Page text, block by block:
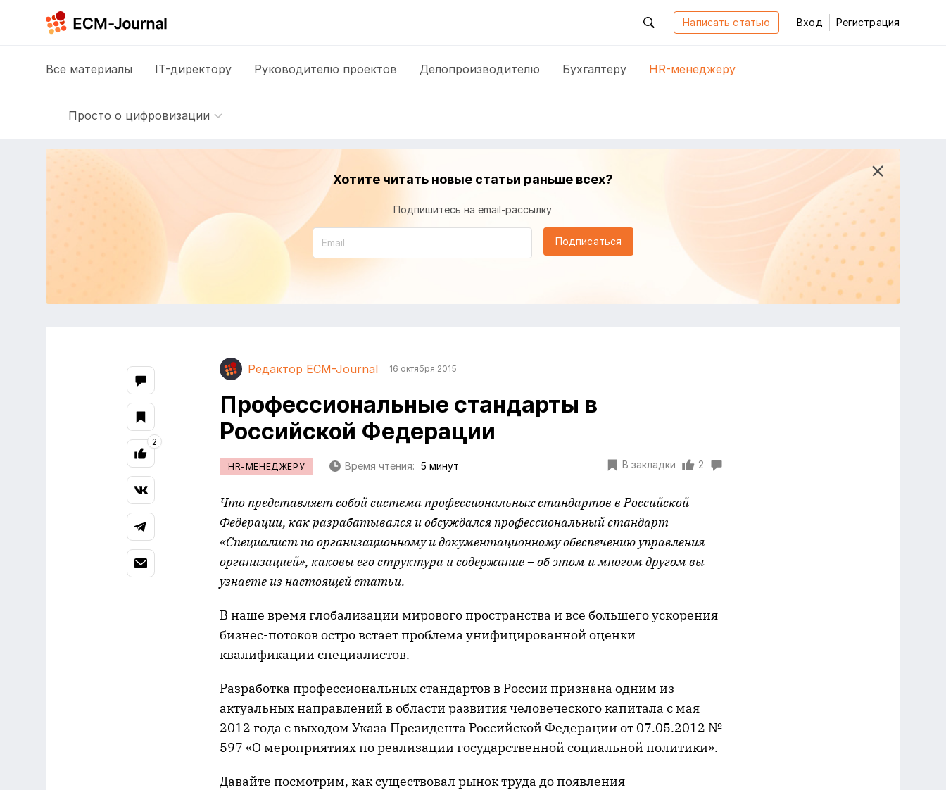
Написать статью Вход Регистрация
Все материалы IT-директору Руководителю проектов Делопроизводителю Бухгалтеру HR-менеджеру
Просто о цифровизации
Хотите читать новые статьи раньше всех?
Подпишитесь на email-рассылку
Подписаться
Редактор ECM-Journal 16 октября 2015
Профессиональные стандарты в
Российской Федерации
HR-МЕНЕДЖЕРУ Время чтения: 5 минут В закладки 2
Что представляет собой система профессиональных стандартов в Российской
Федерации, как разрабатывался и обсуждался профессиональный стандарт
«Специалист по организационному и документационному обеспечению управления
организацией», каковы его структура и содержание – об этом и многом другом вы
узнаете из настоящей статьи.
В наше время глобализации мирового пространства и все большего ускорения
бизнес-потоков остро встает проблема унифицированной оценки
квалификации специалистов.
Разработка профессиональных стандартов в России признана одним из
актуальных направлений в области развития человеческого капитала с мая
2012 года с выходом Указа Президента Российской Федерации от 07.05.2012 №
597 «О мероприятиях по реализации государственной социальной политики».
Давайте посмотрим, как существовал рынок труда до появления
2